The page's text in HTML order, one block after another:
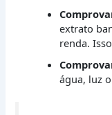
extrato
renda.
água, luz